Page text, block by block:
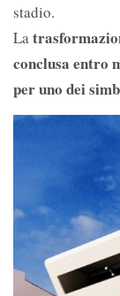
stadio.
La
conclusa entro
per uno dei